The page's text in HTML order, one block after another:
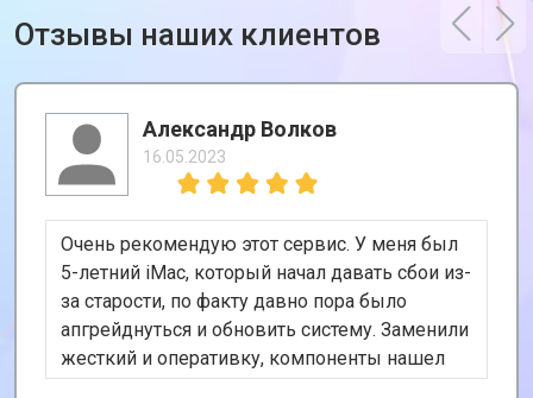
Отзывы наших клиентов
Александр Волков
16.05.2023
Очень рекомендую этот сервис. У меня был
5-летний iMac, который начал давать сбои из-
за старости, по факту давно пора было
апгрейднуться и обновить систему. Заменили
жесткий и оперативку, компоненты нашел
сам на авито, с ребят только установка!